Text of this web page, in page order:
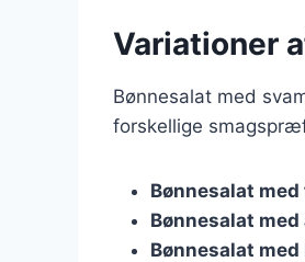
Variationer
Bønnesalat med
forskellige
Bønnesalat med
Bønnesalat med
Bønnesalat